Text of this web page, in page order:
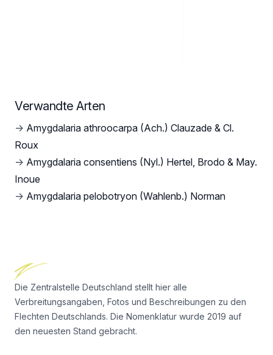
Verwandte Arten
→ Amygdalaria athroocarpa (Ach.) Clauzade & Cl.
Roux
→ Amygdalaria consentiens (Nyl.) Hertel, Brodo & May.
Inoue
→ Amygdalaria pelobotryon (Wahlenb.) Norman
Die Zentralstelle Deutschland stellt hier alle
Verbreitungsangaben, Fotos und Beschreibungen zu den
Flechten Deutschlands. Die Nomenklatur wurde 2019 auf
den neuesten Stand gebracht.